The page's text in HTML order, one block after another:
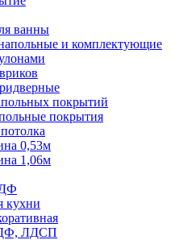
ванны
и комплектующие
покрытий
покрытия
0,53м
1,06м
кухни
ЛДСП